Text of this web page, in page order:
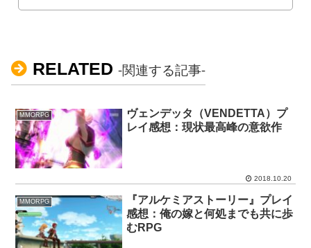
RELATED -関連する記事-
MMORPG
ヴェンデッタ（VENDETTA）プ
レイ感想：現状最高峰の意欲作
2018.10.20
MMORPG
『アルケミアストーリー』プレイ
感想：俺の嫁と何処までも共に歩
むRPG